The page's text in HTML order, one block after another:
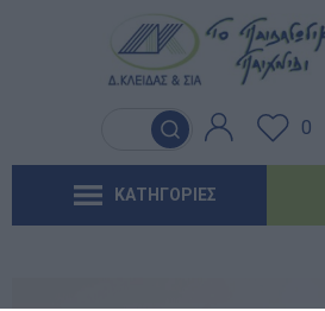
0
ΚΑΤΗΓΟΡΙΕΣ
Γλώσσα & Γραφή
Ανακαλύπτοντας τα Μαθηματικά
Φυσικές Επιστήμες
Λογοθεραπεία
Προβλήματα Όρασης
Βασικός εξοπλισμός & Μονάδες
Χειροτεχνία
Χορός & Θέατρο
Παιχνίδια Κήπου
Επαγγελματικές Παιδικές Χαρές
Συνθέσεις Παιδικής Χαράς για ΑμεΑ
Ιδέες για τα Χριστούγεννα
Ιδέες για τις Απόκριες
Ιδέες για το Πάσχα
Έντυπα-Βιβλία Παιδικών Σταθμων
Έντυπα-Βιβλία Νηπιαγωγείων
Έντυπα-Βιβλία Δημοτικών